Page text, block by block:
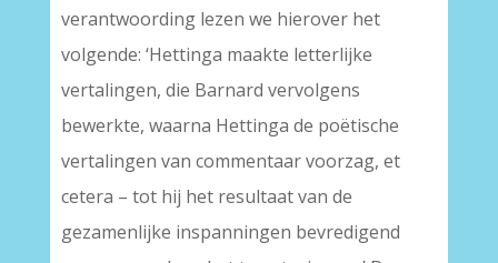
verantwoording lezen we hierover het
volgende: ‘Hettinga maakte letterlijke
vertalingen, die Barnard vervolgens
bewerkte, waarna Hettinga de poëtische
vertalingen van commentaar voorzag, et
cetera – tot hij het resultaat van de
gezamenlijke inspanningen bevredigend